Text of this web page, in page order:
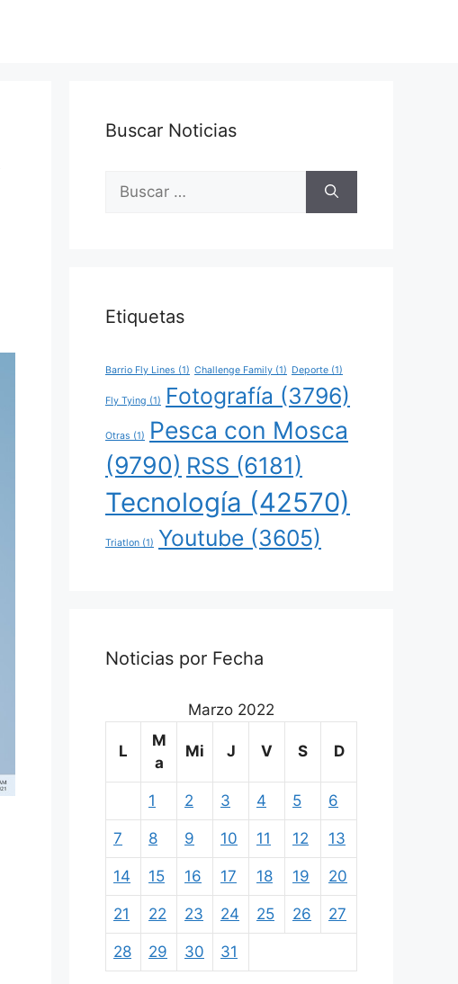
Buscar Noticias
Buscar:
Etiquetas
Barrio Fly Lines (1) Challenge Family (1) Deporte (1)
Fly Tying (1) Fotografía (3796)
Otras (1)
Pesca con Mosca
(9790) RSS (6181)
Tecnología (42570)
Triatlon (1) Youtube (3605)
Noticias por Fecha
Marzo 2022
L
M
a
Mi J V S D
1 2 3 4 5 6
7 8 9 10 11 12 13
14 15 16 17 18 19 20
21 22 23 24 25 26 27
28 29 30 31